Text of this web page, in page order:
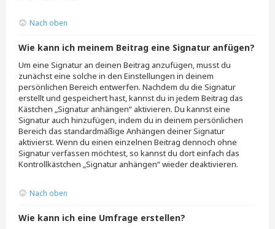
Nach oben
Wie kann ich meinem Beitrag eine Signatur anfügen?
Um eine Signatur an deinen Beitrag anzufügen, musst du
zunächst eine solche in den Einstellungen in deinem
persönlichen Bereich entwerfen. Nachdem du die Signatur
erstellt und gespeichert hast, kannst du in jedem Beitrag das
Kästchen „Signatur anhängen“ aktivieren. Du kannst eine
Signatur auch hinzufügen, indem du in deinem persönlichen
Bereich das standardmäßige Anhängen deiner Signatur
aktivierst. Wenn du einen einzelnen Beitrag dennoch ohne
Signatur verfassen möchtest, so kannst du dort einfach das
Kontrollkästchen „Signatur anhängen“ wieder deaktivieren.
Nach oben
Wie kann ich eine Umfrage erstellen?